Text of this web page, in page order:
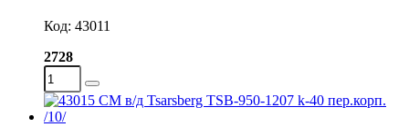
Код: 43011
2728